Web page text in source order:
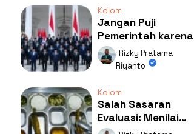
Kolom
Jangan Puji
Pemerintah karena
Kerja: Mengapa
Publik Begitu Mudah
Rizky Pratama
Riyanto
Kolom
Salah Sasaran
Evaluasi: Menilai
Program MBG Lewat